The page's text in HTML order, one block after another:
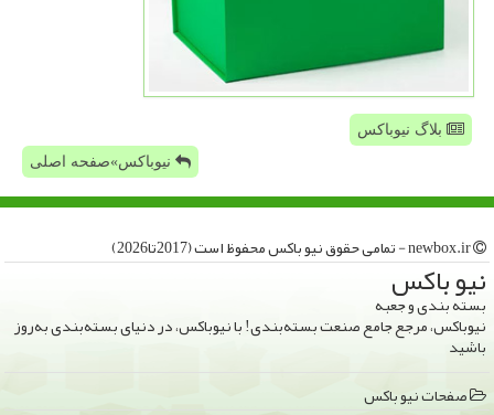
بلاگ نیوباکس
نیوباکس»صفحه اصلی
نیو باكس
بسته بندی و جعبه
نیوباکس، مرجع جامع صنعت بسته‌بندی! با نیوباکس، در دنیای بسته‌بندی به‌روز
باشید
صفحات نیو باكس